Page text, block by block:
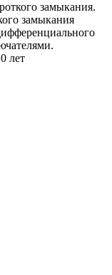
замыкания.
замыкания
лет